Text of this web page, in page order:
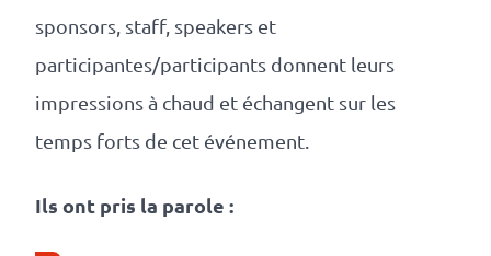
sponsors, staff, speakers et
participantes/participants donnent leurs
impressions à chaud et échangent sur les
temps forts de cet événement.
Ils ont pris la parole :